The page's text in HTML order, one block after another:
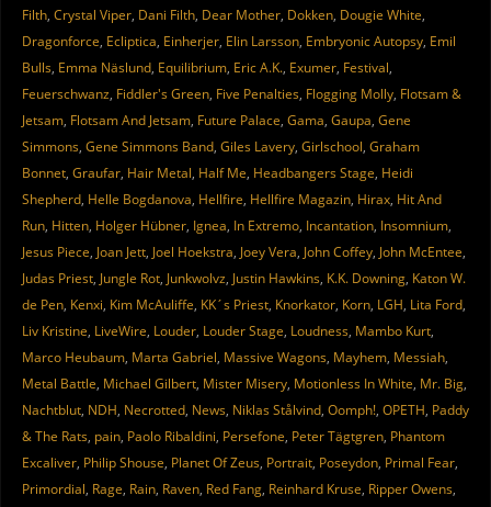
Filth, Crystal Viper, Dani Filth, Dear Mother, Dokken, Dougie White,
Dragonforce, Ecliptica, Einherjer, Elin Larsson, Embryonic Autopsy, Emil
Bulls, Emma Näslund, Equilibrium, Eric A.K., Exumer, Festival,
Feuerschwanz, Fiddler's Green, Five Penalties, Flogging Molly, Flotsam &
Jetsam, Flotsam And Jetsam, Future Palace, Gama, Gaupa, Gene
Simmons, Gene Simmons Band, Giles Lavery, Girlschool, Graham
Bonnet, Graufar, Hair Metal, Half Me, Headbangers Stage, Heidi
Shepherd, Helle Bogdanova, Hellfire, Hellfire Magazin, Hirax, Hit And
Run, Hitten, Holger Hübner, Ignea, In Extremo, Incantation, Insomnium,
Jesus Piece, Joan Jett, Joel Hoekstra, Joey Vera, John Coffey, John McEntee,
Judas Priest, Jungle Rot, Junkwolvz, Justin Hawkins, K.K. Downing, Katon W.
de Pen, Kenxi, Kim McAuliffe, KK´s Priest, Knorkator, Korn, LGH, Lita Ford,
Liv Kristine, LiveWire, Louder, Louder Stage, Loudness, Mambo Kurt,
Marco Heubaum, Marta Gabriel, Massive Wagons, Mayhem, Messiah,
Metal Battle, Michael Gilbert, Mister Misery, Motionless In White, Mr. Big,
Nachtblut, NDH, Necrotted, News, Niklas Stålvind, Oomph!, OPETH, Paddy
& The Rats, pain, Paolo Ribaldini, Persefone, Peter Tägtgren, Phantom
Excaliver, Philip Shouse, Planet Of Zeus, Portrait, Poseydon, Primal Fear,
Primordial, Rage, Rain, Raven, Red Fang, Reinhard Kruse, Ripper Owens,